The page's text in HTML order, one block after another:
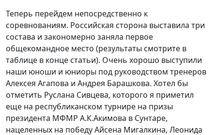
Теперь перейдем непосредственно к
соревнованиям. Российская сторона выставила три
состава и закономерно заняла первое
общекомандное место (результаты смотрите в
таблице в конце статьи). Очень хорошо выступили
наши юноши и юниоры под руководством тренеров
Алексея Агапова и Андрея Барашкова. Хотел бы
отметить Руслана Сивцева, которого я приметил
еще на республиканском турнире на призы
президента МФМР А.К.Акимова в Сунтаре,
нацеленных на победу Айсена Мигалкина, Леонида